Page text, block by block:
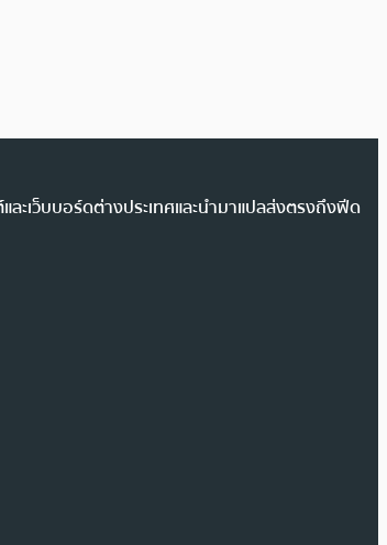
ะเว็บบอร์ดต่างประเทศและนำมาแปลส่งตรงถึงฟีด